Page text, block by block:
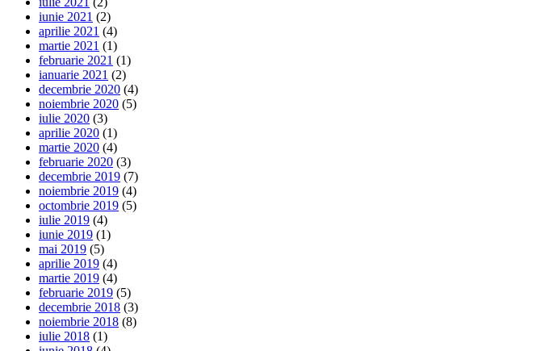
iunie 2021 (2)
aprilie 2021 (4)
martie 2021 (1)
februarie 2021 (1)
ianuarie 2021 (2)
decembrie 2020 (4)
noiembrie 2020 (5)
iulie 2020 (3)
aprilie 2020 (1)
martie 2020 (4)
februarie 2020 (3)
decembrie 2019 (7)
noiembrie 2019 (4)
octombrie 2019 (5)
iulie 2019 (4)
iunie 2019 (1)
mai 2019 (5)
aprilie 2019 (4)
martie 2019 (4)
februarie 2019 (5)
decembrie 2018 (3)
noiembrie 2018 (8)
iulie 2018 (1)